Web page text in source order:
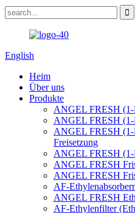
English
Heim
Über uns
Produkte
ANGEL FRESH
ANGEL FRESH (1-
ANGEL FRESH (1-
Freisetzung
ANGEL FRESH (1-
ANGEL FRESH
ANGEL FRESH
AF-
ANGEL FRESH
AF-Ethylenfilter